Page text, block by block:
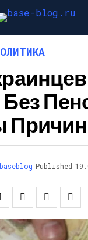
baseblog Published